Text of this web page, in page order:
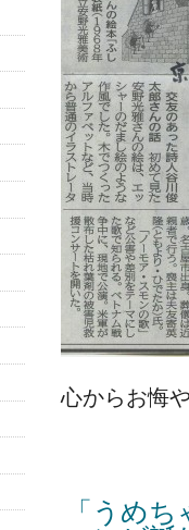
心からお悔
「うめ